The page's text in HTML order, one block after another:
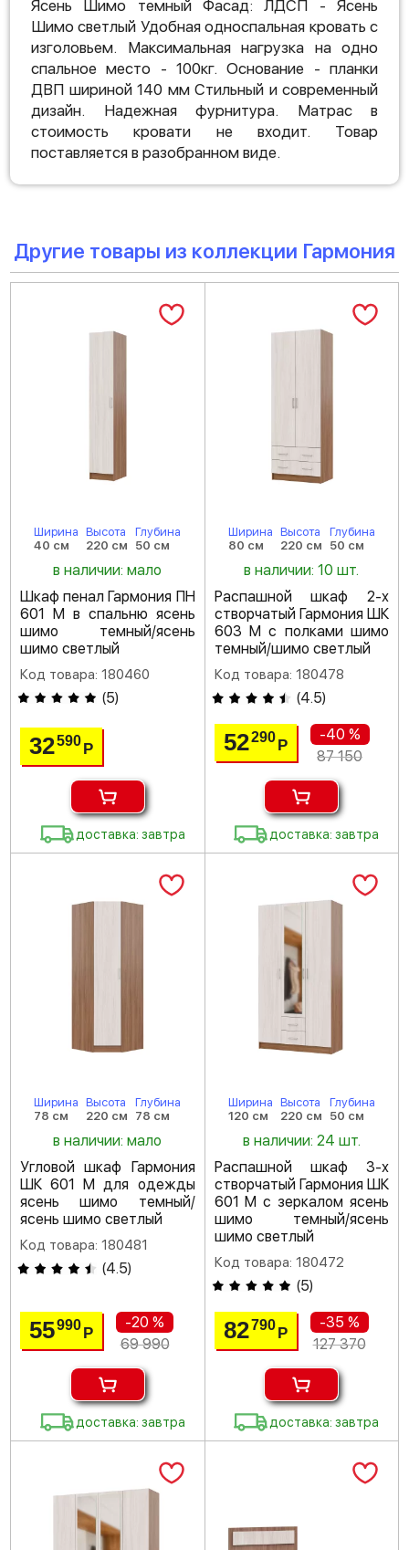
Ясень Шимо темный Фасад: ЛДСП - Ясень
Шимо светлый Удобная односпальная кровать с
изголовьем. Максимальная нагрузка на одно
спальное место - 100кг. Основание - планки
ДВП шириной 140 мм Стильный и современный
дизайн. Надежная фурнитура. Матрас в
стоимость кровати не входит. Товар
поставляется в разобранном виде.
Другие товары из коллекции Гармония
Ширина
40 см
Высота
220 см
Глубина
50 см
в наличии: мало
Шкаф пенал Гармония ПН
601 М в спальню ясень
шимо темный/ясень
шимо светлый
Код товара: 180460
(5)
32590Р
доставка: завтра
Ширина
80 см
Высота
220 см
Глубина
50 см
в наличии: 10 шт.
Распашной шкаф 2-х
створчатый Гармония ШК
603 М с полками шимо
темный/шимо светлый
Код товара: 180478
(4.5)
52290 Р
-40 %
87 150
доставка: завтра
Ширина
78 см
Высота
220 см
Глубина
78 см
в наличии: мало
Угловой шкаф Гармония
ШК 601 М для одежды
ясень шимо темный/
ясень шимо светлый
Код товара: 180481
(4.5)
55990Р
-20 %
69 990
доставка: завтра
Ширина
120 см
Высота
220 см
Глубина
50 см
в наличии: 24 шт.
Распашной шкаф 3-х
створчатый Гармония ШК
601 М с зеркалом ясень
шимо темный/ясень
шимо светлый
Код товара: 180472
(5)
82790 Р
-35 %
127 370
доставка: завтра